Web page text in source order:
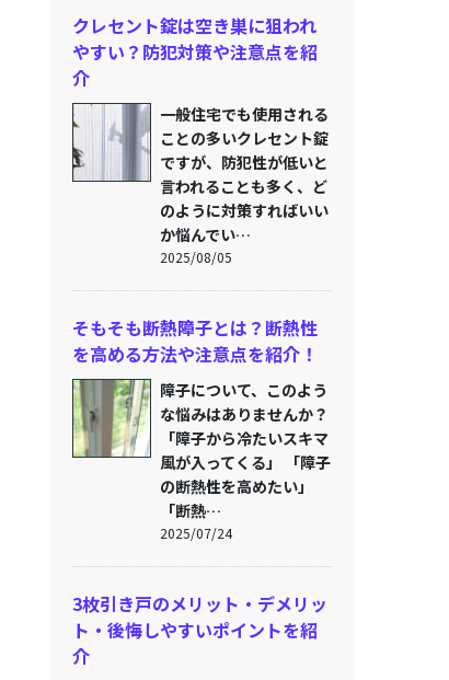
クレセント錠は空き巣に狙われ
やすい？防犯対策や注意点を紹
介
一般住宅でも使用される
ことの多いクレセント錠
ですが、防犯性が低いと
言われることも多く、ど
のように対策すればいい
か悩んでい…
2025/08/05
そもそも断熱障子とは？断熱性
を高める方法や注意点を紹介！
障子について、このよう
な悩みはありませんか？
「障子から冷たいスキマ
風が入ってくる」 「障子
の断熱性を高めたい」
「断熱…
2025/07/24
3枚引き戸のメリット・デメリッ
ト・後悔しやすいポイントを紹
介